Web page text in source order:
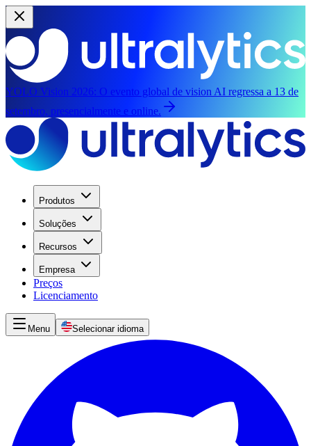
YOLO Vision 2026: O evento global de vision AI regressa a 13 de
setembro, presencialmente e online.
Produtos
Soluções
Recursos
Empresa
Preços
Licenciamento
Menu Selecionar idioma